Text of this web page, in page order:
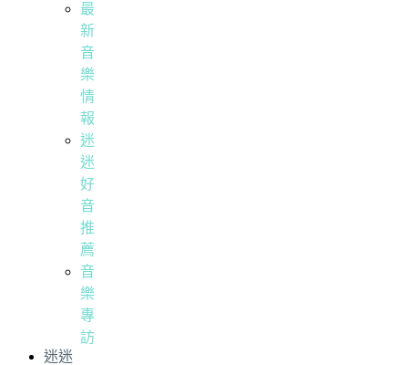
最
新
音
樂
情
報
迷
迷
好
音
推
薦
音
樂
專
訪
迷迷